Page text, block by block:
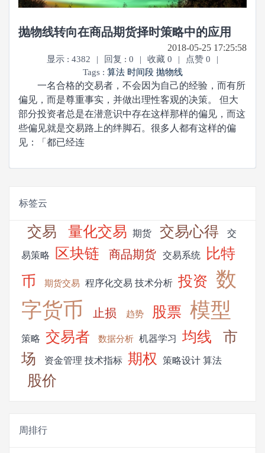
抛物线转向在商品期货择时策略中的应用
2018-05-25 17:25:58
显示 : 4382 | 回复 : 0 | 收藏 0 | 点赞 0
|
Tags : 算法 时间段 抛物线
一名合格的交易者，不会因为自己的经验，而有所
偏见，而是尊重事实，并做出理性客观的决策。 但大
部分投资者总是在潜意识中存在这样那样的偏见，而这
些偏见就是交易路上的绊脚石。很多人都有这样的偏
见：「都已经连
标签云
交易 量化交易 期货 交易心得 交
易策略 区块链 商品期货 交易系统
比特
币
期货交易 程序化交易 技术分析 投资 数
字货币
止损 趋势 股票 模型
策略 交易者 数据分析 机器学习 均线
市
场
资金管理 技术指标 期权 策略设计 算法
股价
周排行